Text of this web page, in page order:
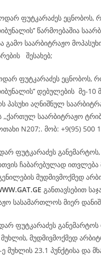
ფუტკარაძეს ეცნობოს,
წარმოებაშია
გამო საარბიტრაჟო
შესახებ;
ფუტკარაძეს ეცნობოს,
დებულების მე-10
პასუხი აღნიშნულ
,,ქართულ საარბიტრაჟო
N207;. მობ: +9(95) 500
ფუტკარაძეს
ჩაბარებულად ითვლება
მუდმივმოქმედ
განთავსებით
სასამართლოს მიერ
ფუტკარაძეს განემარტოს
მუდმივმოქმედ
ე მუხლის 23.1 პუნქტისა და